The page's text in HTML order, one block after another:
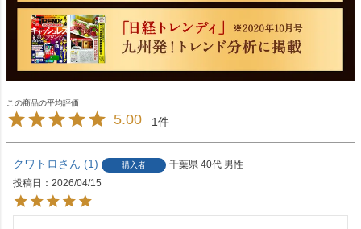
5.00 1
クワトロ 1 購入者 千葉県 40代 男性
投稿日
2026/04/15